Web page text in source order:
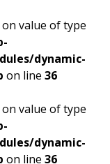
value of type
dynamic-
on line 36
value of type
dynamic-
on line 36